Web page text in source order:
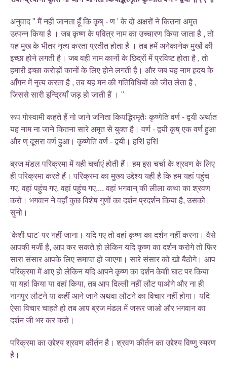
अनुवाद " मैं नहीं जानता हूँ कि कृष् - ण ' के दो अक्षरों ने कितना अमृत
उत्पन्न किया है । जब कृष्ण के पवित्र नाम का उच्चारण किया जाता है , तो
यह मुख के भीतर नृत्य करता प्रतीत होता है । तब हमें अनेकानेक मुखों की
इच्छा होने लगती है। जब वही नाम कानों के छिद्रों में प्रविष्ट होता है , तो
हमारी इच्छा करोड़ों कानों के लिए होने लगती है। और जब यह नाम हृदय के
आँगन में नृत्य करता है , तब यह मन की गतिविधियों को जीत लेता है ,
जिससे सारी इन्द्रियाँ जड़ हो जाती हैं । "
रूप गोस्वामी कहते हैं नो जाने जनिता कियद्भिरमृतैः कृष्णेति वर्ण - द्वयी अर्थात
यह नाम ना जाने कितना सारे अमृत से युक्त है। वर्ण - द्वयी कृष् एक वर्ण हुआ
और ण् दूसरा वर्ण हुआ। कृष्णेति वर्ण - द्वयी। हरि! हरि!
ब्रज मंडल परिक्रमा में यही चर्चाएं होती हैं। हम इस चर्चा के श्रवण के लिए
ही परिक्रमा करते हैं। परिक्रमा का मुख्य उद्देश्य यही है कि हम यहां पहुंच
गए, वहां पहुंच गए, वहां पहुंच गए,... वहां भगवान् की लीला कथा का श्रवण
करो। भगवान ने वहाँ कुछ विशेष गुणों का दर्शन प्रदर्शन किया है, उसको
सुनो।
'केशी घाट' पर नहीं जाना। यदि गए तो वहां कृष्ण का दर्शन नहीं करना। वैसे
आपकी मर्जी है, आप कर सकते हो लेकिन यदि कृष्ण का दर्शन करोगे तो फिर
सारा संसार आपके लिए समाप्त हो जाएगा। सारे संसार को खो बैठोगे। आप
परिक्रमा में आए हो लेकिन यदि आपने कृष्ण का दर्शन केशी घाट पर किया
या यहां किया या वहां किया, तब आप दिल्ली नहीं लौट पाओगे और ना ही
नागपुर लौटने या कहीं आने जाने अथवा लौटने का विचार नहीं होगा। यदि
ऐसा विचार चाहते हो तब आप ब्रज मंडल में जरूर जाओ और भगवान का
दर्शन जी भर कर करो।
परिक्रमा का उद्देश्य श्रवण कीर्तन है। श्रवण कीर्तन का उद्देश्य विष्णु स्मरण
है।